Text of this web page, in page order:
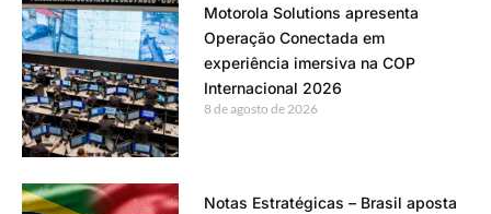
Motorola Solutions apresenta
Operação Conectada em
experiência imersiva na COP
Internacional 2026
8 de agosto de 2026
Notas Estratégicas – Brasil aposta